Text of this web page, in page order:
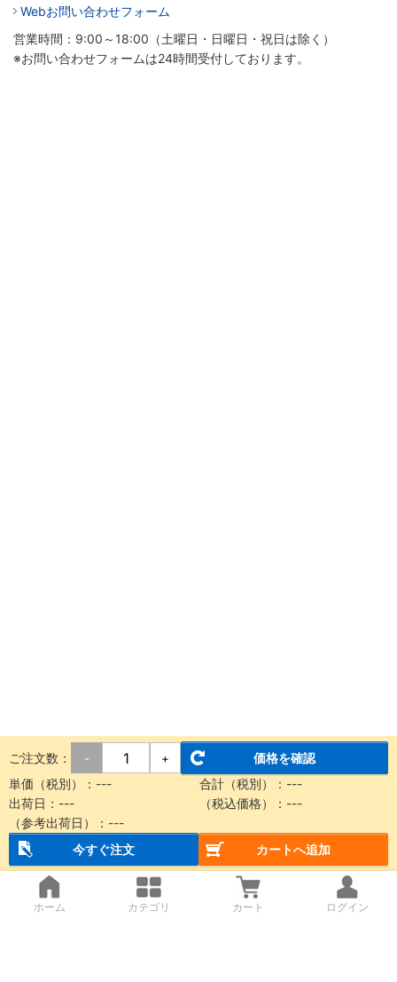
Webお問い合わせフォーム
営業時間：9:00～18:00（土曜日・日曜日・祝日は除く）
※お問い合わせフォームは24時間受付しております。
ご注文数： - +
価格を確認
単価（税別）： --- 合計（税別）： ---
出荷日： --- （税込価格）： ---
（参考出荷日）： ---
今すぐ注文
カートへ追加
ホーム カテゴリ カート ログイン